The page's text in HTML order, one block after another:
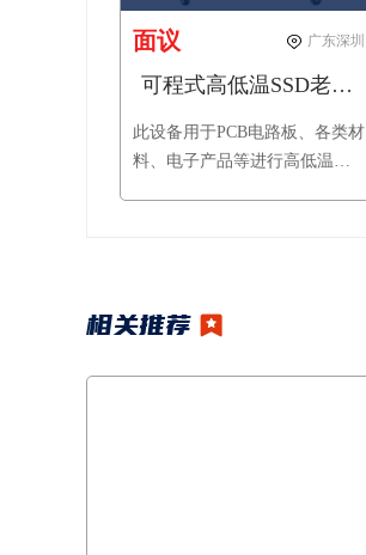
面议 广东深圳
可程式高低温SSD老化试验箱
此设备用于PCB电路板、各类材
料、电子产品等进行高低温老
测试、高低温交替BIT测试试
相关推荐